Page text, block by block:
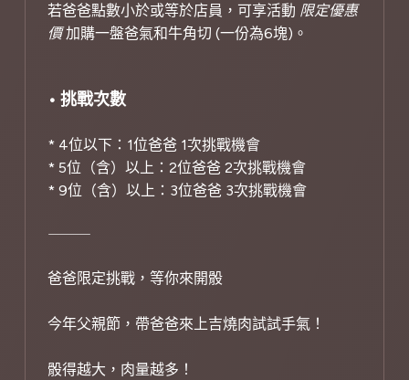
若爸爸點數小於或等於店員，可享活動 限定優惠
價加購一盤爸氣和牛角切 (一份為6塊)。
• 挑戰次數
* 4位以下：1位爸爸 1次挑戰機會
* 5位（含）以上：2位爸爸 2次挑戰機會
* 9位（含）以上：3位爸爸 3次挑戰機會
⸻
爸爸限定挑戰，等你來開骰
今年父親節，帶爸爸來上吉燒肉試試手氣！
骰得越大，肉量越多！